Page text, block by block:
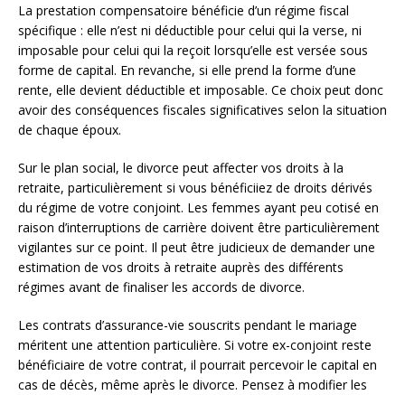
La prestation compensatoire bénéficie d’un régime fiscal
spécifique : elle n’est ni déductible pour celui qui la verse, ni
imposable pour celui qui la reçoit lorsqu’elle est versée sous
forme de capital. En revanche, si elle prend la forme d’une
rente, elle devient déductible et imposable. Ce choix peut donc
avoir des conséquences fiscales significatives selon la situation
de chaque époux.
Sur le plan social, le divorce peut affecter vos droits à la
retraite, particulièrement si vous bénéficiiez de droits dérivés
du régime de votre conjoint. Les femmes ayant peu cotisé en
raison d’interruptions de carrière doivent être particulièrement
vigilantes sur ce point. Il peut être judicieux de demander une
estimation de vos droits à retraite auprès des différents
régimes avant de finaliser les accords de divorce.
Les contrats d’assurance-vie souscrits pendant le mariage
méritent une attention particulière. Si votre ex-conjoint reste
bénéficiaire de votre contrat, il pourrait percevoir le capital en
cas de décès, même après le divorce. Pensez à modifier les